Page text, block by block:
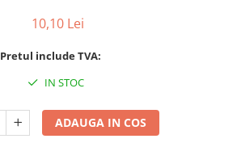
10,10 Lei
Pretul include TVA:
IN STOC
ADAUGA IN COS